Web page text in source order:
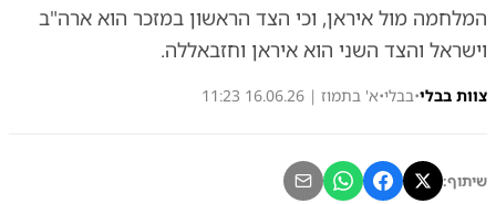
המלחמה מול איראן, וכי הצד הראשון במזכר הוא ארה"ב
וישראל והצד השני הוא איראן וחזבאללה.
צוות בבלי•בבלי•א' בתמוז | 16.06.26 11:23
שיתוף: